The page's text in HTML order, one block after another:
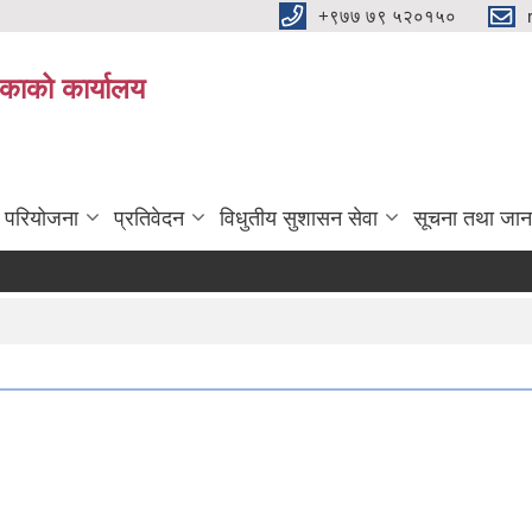
+९७७ ७९ ५२०१५०
कार्यालय
प्रतिवेदन विधुतीय सुशासन सेवा सूचना तथा